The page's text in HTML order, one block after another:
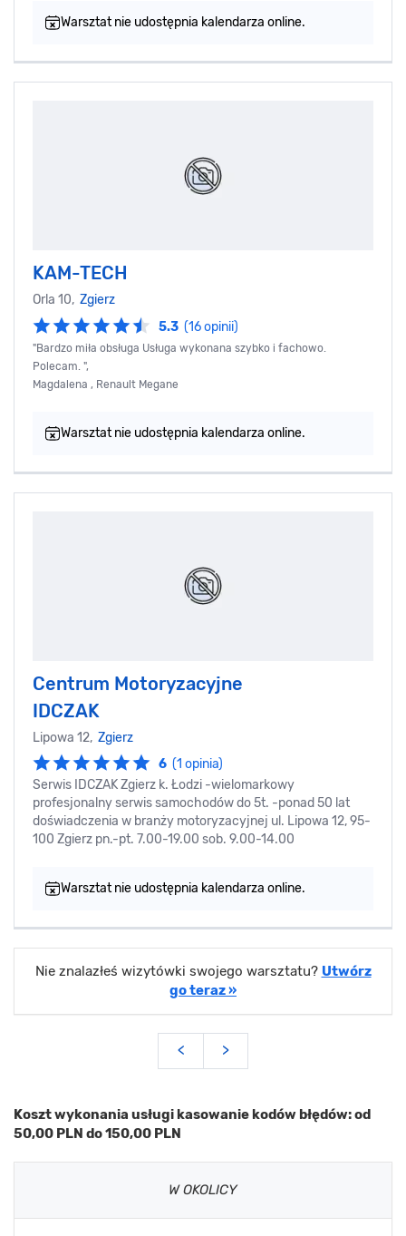
Warsztat nie udostępnia kalendarza online.
KAM-TECH
Orla 10, Zgierz
5.3 (16 opinii)
"Bardzo miła obsługa Usługa wykonana szybko i fachowo.
Polecam. ",
Magdalena , Renault Megane
Warsztat nie udostępnia kalendarza online.
Centrum Motoryzacyjne
IDCZAK
Lipowa 12, Zgierz
6 (1 opinia)
Serwis IDCZAK Zgierz k. Łodzi -wielomarkowy
profesjonalny serwis samochodów do 5t. -ponad 50 lat
doświadczenia w branży motoryzacyjnej ul. Lipowa 12, 95-
100 Zgierz pn.-pt. 7.00-19.00 sob. 9.00-14.00
Warsztat nie udostępnia kalendarza online.
Nie znalazłeś wizytówki swojego warsztatu? Utwórz
go teraz »
< >
Koszt wykonania usługi kasowanie kodów błędów: od
50,00 PLN do 150,00 PLN
W OKOLICY